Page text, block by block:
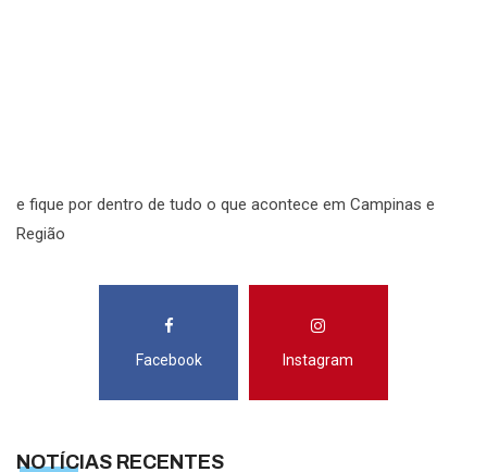
e fique por dentro de tudo o que acontece em Campinas e
Região
Facebook Instagram
NOTÍCIAS RECENTES